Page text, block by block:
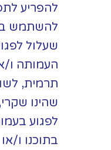
להשתמש
שעלול
העמותה ו/
תרמית,
שהינו
בתוכנו ו/